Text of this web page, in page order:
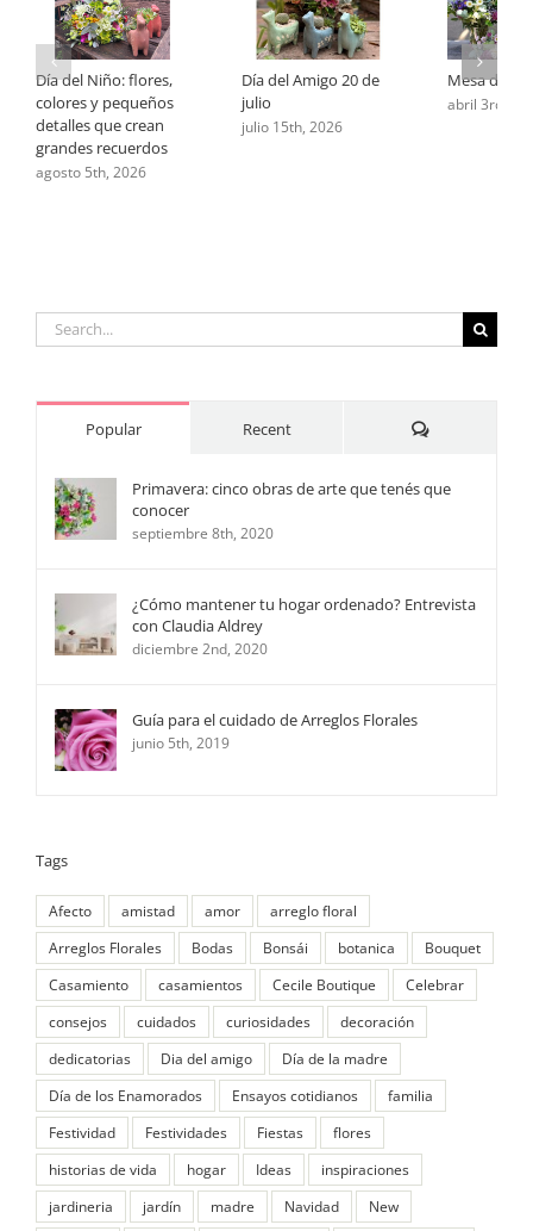
Día del Niño: flores,
colores y pequeños
detalles que crean
grandes recuerdos
agosto 5th, 2026
Día del Amigo 20 de
julio
julio 15th, 2026
Mesa de
abril 3rd,
Search
for:
Popular Recent Comments
Primavera: cinco obras de arte que tenés que
conocer
septiembre 8th, 2020
¿Cómo mantener tu hogar ordenado? Entrevista
con Claudia Aldrey
diciembre 2nd, 2020
Guía para el cuidado de Arreglos Florales
junio 5th, 2019
Tags
Afecto amistad amor
arreglo floral
Arreglos Florales
Bodas Bonsái botanica
Bouquet
Casamiento
casamientos Cecile Boutique
Celebrar
consejos
cuidados curiosidades
decoración
dedicatorias
Dia del amigo
Día de la madre
Día de los Enamorados
Ensayos cotidianos
familia
Festividad
Festividades Fiestas
flores
historias de vida
hogar Ideas
inspiraciones
jardineria
jardín madre Navidad
New